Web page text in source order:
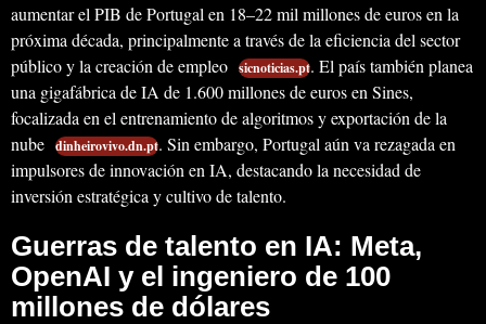
aumentar el PIB de Portugal en 18–22 mil millones de euros en la
próxima década, principalmente a través de la eficiencia del sector
público y la creación de empleo sicnoticias.pt. El país también planea
una gigafábrica de IA de 1.600 millones de euros en Sines,
focalizada en el entrenamiento de algoritmos y exportación de la
nube dinheirovivo.dn.pt. Sin embargo, Portugal aún va rezagada en
impulsores de innovación en IA, destacando la necesidad de
inversión estratégica y cultivo de talento.
Guerras de talento en IA: Meta,
OpenAI y el ingeniero de 100
millones de dólares